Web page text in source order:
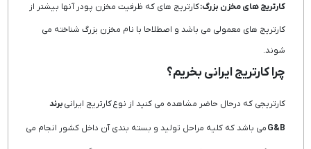
کارتریج های مخزن بزرگ:کارتریج های که ظرفیت مخزن پودر آنها بیشتر از
کارتریج های معمولی می باشد و اصطلاحا با نام مخزن بزرگ شناخته می
شوند.
چرا کارتریج ایرانی بخریم؟
کارتریجی که درحال حاضر مشاهده می کنید از نوع کارتریج ایرانیبرند
G&Bمی باشد که کلیه مراحل تولید و بسته بندی آن داخل کشور انجام می